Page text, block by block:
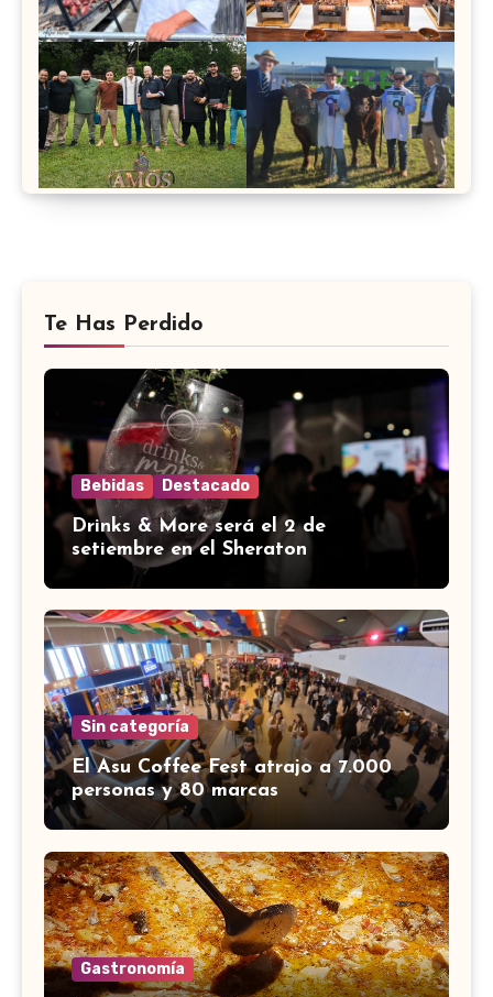
Te Has Perdido
Bebidas Destacado
Drinks & More será el 2 de
setiembre en el Sheraton
Sin categoría
El Asu Coffee Fest atrajo a 7.000
personas y 80 marcas
Gastronomía